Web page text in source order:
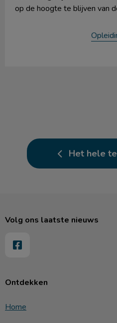
op de hoogte te blijven van
Het hele
Ontdekken
Home
Volg ons laatste nieuws